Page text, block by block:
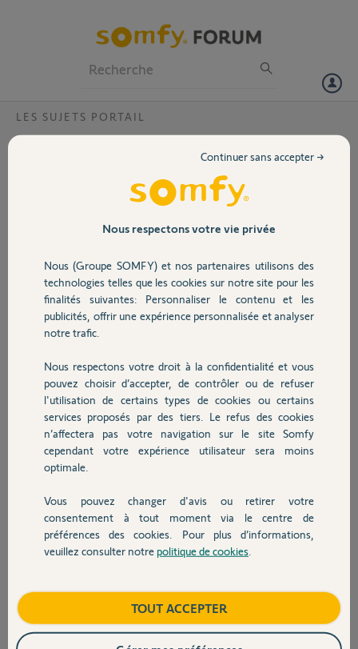
Volet
Sécurité
Domotique
Chauffage
Autres produits
Devis avec un pro
Contact
LES SUJETS PORTAIL
Raccordement Visiophone V500 et
Je cherche à faire un raccordement via système radio RTS entre mon
visiophone V500 et le moteur de mon portail Slidymoove 600.
J'ai pu lire dans différents fils de discussion que cela était possible sans
jamais avoir la procédure.
Quand je regarde la documentation du Slidymoove 600, il est bien
expliqué comment ajouter une télécommande :
Ce n'est pas possible avec le visiophone V500. Il faudrait que je le
débranche du mur pour le configurer avec le moteur ?
Quelqu'un a-t'il déjà réellement réussi l'opération ?
Si oui, je veux une procédure de mise en oeuvre.
Merci,
Rémi M.
Participer au fil de discussion
Nous respectons votre vie privée
Nous (Groupe SOMFY) et nos partenaires utilisons des
technologies telles que les cookies sur notre site pour les
finalités suivantes: Personnaliser le contenu et les
publicités, offrir une expérience personnalisée et analyser
notre trafic.
Nous respectons votre droit à la confidentialité et vous
pouvez choisir d’accepter, de contrôler ou de refuser
l'utilisation de certains types de cookies ou certains
services proposés par des tiers. Le refus des cookies
n’affectera pas votre navigation sur le site Somfy
cependant votre expérience utilisateur sera moins
optimale.
Vous pouvez changer d'avis ou retirer votre
consentement à tout moment via le centre de
préférences des cookies. Pour plus d’informations,
veuillez consulter notre politique de cookies
Continuer sans accepter →
TOUT ACCEPTER